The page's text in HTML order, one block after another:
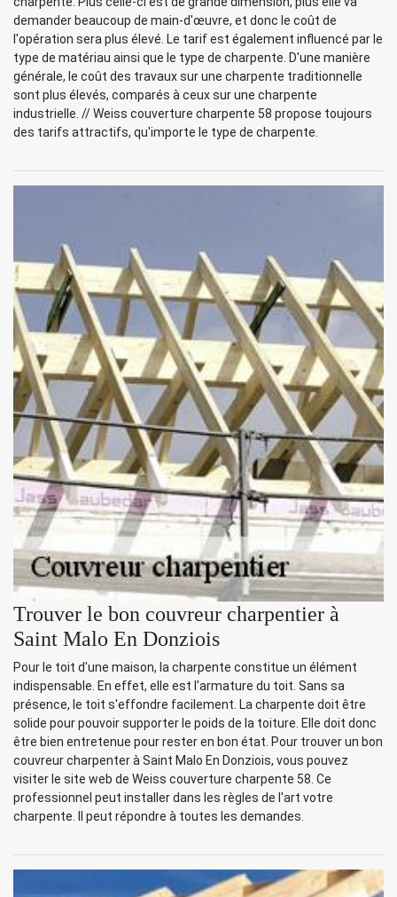
demander beaucoup de main-d'œuvre, et donc le coût de
l'opération sera plus élevé. Le tarif est également influencé par le
type de matériau ainsi que le type de charpente. D'une manière
générale, le coût des travaux sur une charpente traditionnelle
sont plus élevés, comparés à ceux sur une charpente
industrielle. // Weiss couverture charpente 58 propose toujours
des tarifs attractifs, qu'importe le type de charpente.
Trouver le bon couvreur charpentier à
Saint Malo En Donziois
Pour le toit d'une maison, la charpente constitue un élément
indispensable. En effet, elle est l'armature du toit. Sans sa
présence, le toit s'effondre facilement. La charpente doit être
solide pour pouvoir supporter le poids de la toiture. Elle doit donc
être bien entretenue pour rester en bon état. Pour trouver un bon
couvreur charpenter à Saint Malo En Donziois, vous pouvez
visiter le site web de Weiss couverture charpente 58. Ce
professionnel peut installer dans les règles de l'art votre
charpente. Il peut répondre à toutes les demandes.